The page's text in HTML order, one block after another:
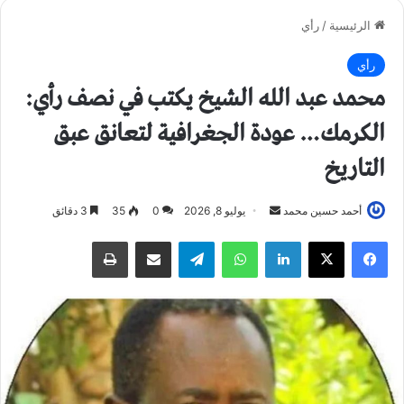
الرئيسية /رأي
رأي
محمد عبد الله الشيخ يكتب في نصف رأي:
الكرمك… عودة الجغرافية لتعانق عبق
التاريخ
أحمد حسين محمد
ل
ب
ر
ي
يوليو 8, 2026 0
35
فيسبوك لينكدإن واتساب